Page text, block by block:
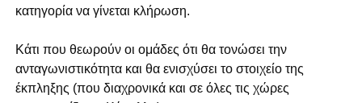
κατηγορία να γίνεται κλήρωση.
Κάτι που θεωρούν οι ομάδες ότι θα τονώσει την
ανταγωνιστικότητα και θα ενισχύσει το στοιχείο της
έκπληξης (που διαχρονικά και σε όλες τις χώρες